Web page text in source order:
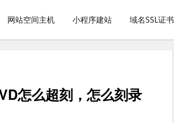
网站空间主机 小程序建站 域名SSL证书
怎么超刻，怎么刻录